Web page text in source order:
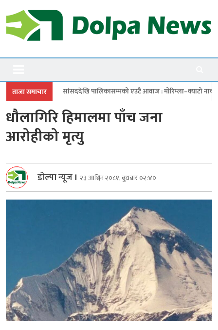
to
content
Dolpanews
ताजा समाचार
पालिकासम्मको एउटै आवाज : मोरिम्ला–क्याटो नाका तत्काल खोल चारबुँदे
धौलागिरि हिमालमा पाँच जना
आरोहीको मृत्यु
डोल्पा न्यूज । २३ आश्विन २०८१, बुधबार ०२:४०